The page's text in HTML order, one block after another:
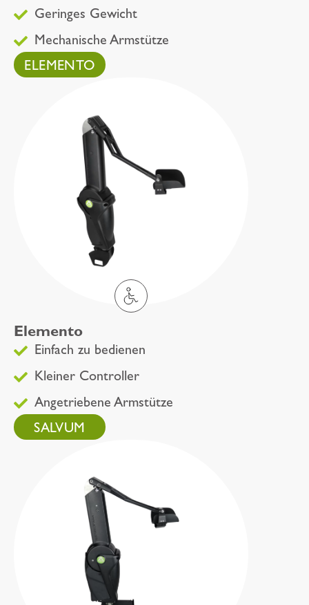
Geringes Gewicht
Mechanische Armstütze
ELEMENTO
Elemento
Einfach zu bedienen
Kleiner Controller
Angetriebene Armstütze
SALVUM